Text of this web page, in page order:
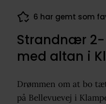
6 har gemt som
Strandnær
med altan i
Drømmen om at bo
på Bellevuevej i